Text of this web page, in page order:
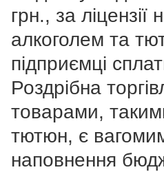
грн., за ліцензії
алкоголем та
підприємці
Роздрібна
товарами,
тютюн, є
наповнення